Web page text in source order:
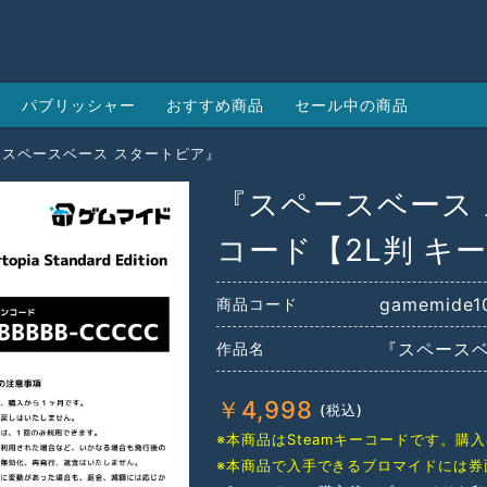
パブリッシャー おすすめ商品 セール中の商品
ペースベース スタートピア』
『スペースベー
コード【2L判 キ
商品コード
作品名 『スペース
￥ 4,998
※本商品はSteamキーコードです。購
※本商品で入手できるブロマイドには